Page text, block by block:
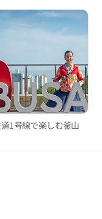
1号線で楽しむ釜山